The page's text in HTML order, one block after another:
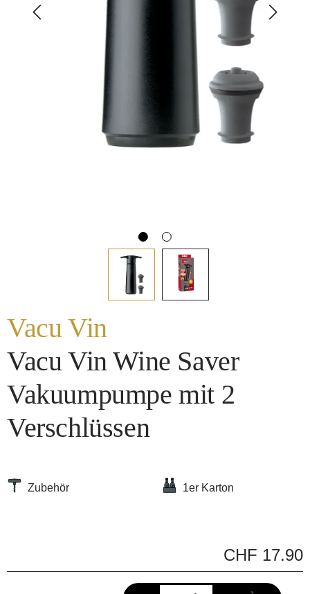
Vacu Vin
Vacu Vin Wine Saver
Vakuumpumpe mit 2
Verschlüssen
Zubehör 1er Karton
CHF 17.90